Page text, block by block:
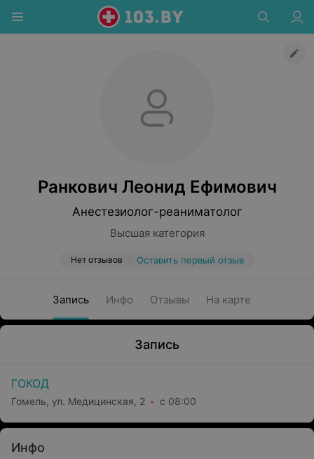
Ранкович Леонид Ефимович
Анестезиолог-реаниматолог
Высшая категория
Нет отзывов Оставить первый отзыв
Запись Инфо Отзывы На карте
Запись
ГОКОД
Гомель, ул. Медицинская, 2 с 08:00
Инфо